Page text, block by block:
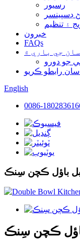
رسيور
ڊسپينسر
۽ تنظيم
خبرون
FAQs
جي باري ۾
جو دورو
سان رابطو ڪريو
English
0086-